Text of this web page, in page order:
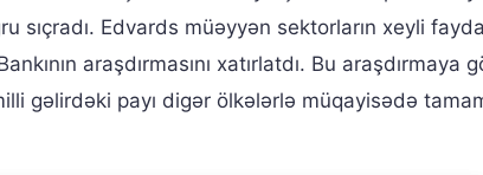
sıçradı. Edvards müəyyən sektorların xeyli fayda
araşdırmasını xatırlatdı. Bu araşdırmaya
gəlirdəki payı digər ölkələrlə müqayisədə